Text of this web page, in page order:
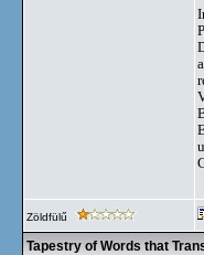
Zöldfülű
Tapestry of Words that